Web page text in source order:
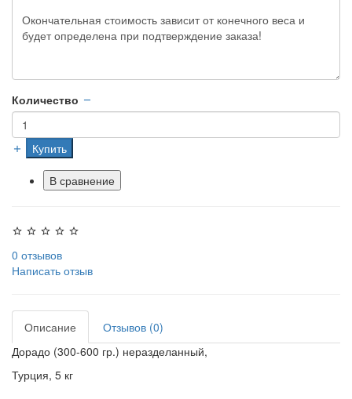
Количество
Купить
В сравнение
0 отзывов
Написать отзыв
Описание
Отзывов (0)
Дорадо (300-600 гр.) неразделанный,
Турция, 5 кг